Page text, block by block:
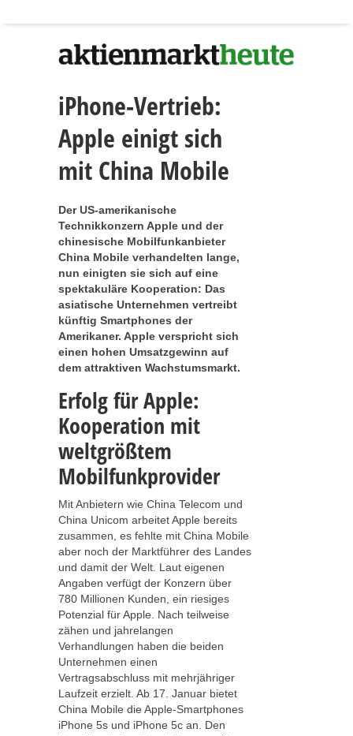
iPhone-Vertrieb:
Apple einigt sich
mit China Mobile
Der US-amerikanische
Technikkonzern Apple und der
chinesische Mobilfunkanbieter
China Mobile verhandelten lange,
nun einigten sie sich auf eine
spektakuläre Kooperation: Das
asiatische Unternehmen vertreibt
künftig Smartphones der
Amerikaner. Apple verspricht sich
einen hohen Umsatzgewinn auf
dem attraktiven Wachstumsmarkt.
Erfolg für Apple:
Kooperation mit
weltgrößtem
Mobilfunkprovider
Mit Anbietern wie China Telecom und
China Unicom arbeitet Apple bereits
zusammen, es fehlte mit China Mobile
aber noch der Marktführer des Landes
und damit der Welt. Laut eigenen
Angaben verfügt der Konzern über
780 Millionen Kunden, ein riesiges
Potenzial für Apple. Nach teilweise
zähen und jahrelangen
Verhandlungen haben die beiden
Unternehmen einen
Vertragsabschluss mit mehrjähriger
Laufzeit erzielt. Ab 17. Januar bietet
China Mobile die Apple-Smartphones
iPhone 5s und iPhone 5c an. Den